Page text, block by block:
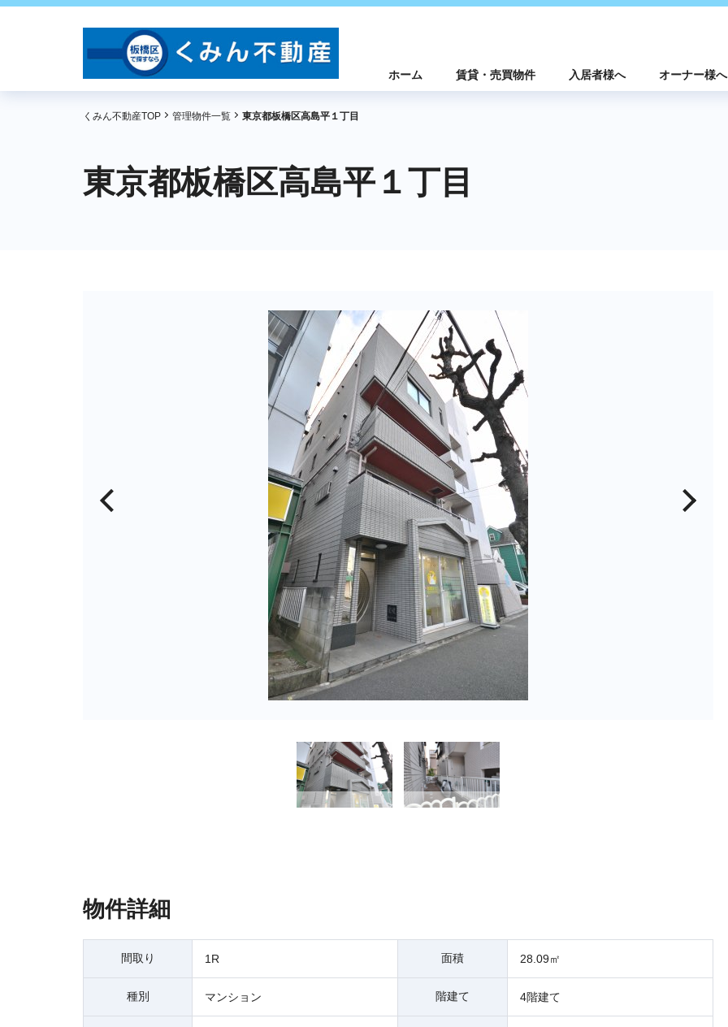
ホーム 賃貸・売買物件 入居者様へ オーナー様へ
くみん不動産TOP 管理物件一覧 東京都板橋区高島平１丁目
東京都板橋区高島平１丁目
物件詳細
間取り 1R 面積 28.09㎡
種別 マンション 階建て 4階建て